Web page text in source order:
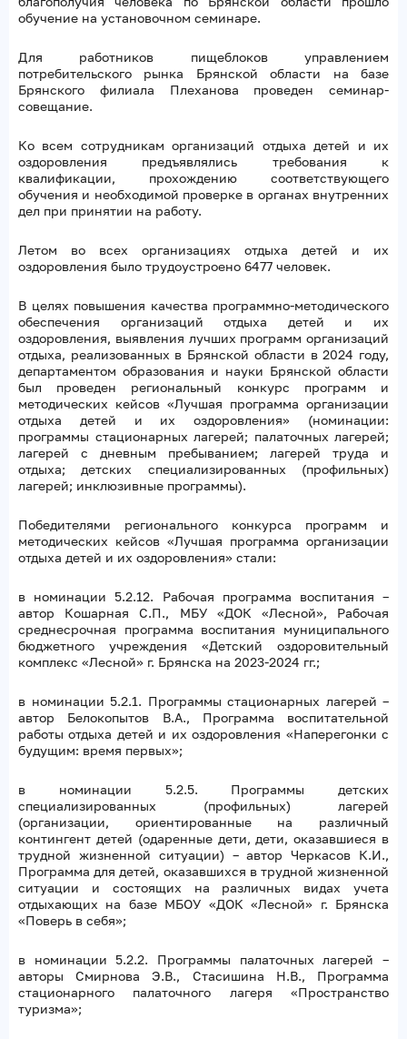
обучение на установочном семинаре.
Для работников пищеблоков управлением
потребительского рынка Брянской области на базе
Брянского филиала Плеханова проведен семинар-
совещание.
Ко всем сотрудникам организаций отдыха детей и их
оздоровления предъявлялись требования к
квалификации, прохождению соответствующего
обучения и необходимой проверке в органах внутренних
дел при принятии на работу.
Летом во всех организациях отдыха детей и их
оздоровления было трудоустроено 6477 человек.
В целях повышения качества программно-методического
обеспечения организаций отдыха детей и их
оздоровления, выявления лучших программ организаций
отдыха, реализованных в Брянской области в 2024 году,
департаментом образования и науки Брянской области
был проведен региональный конкурс программ и
методических кейсов «Лучшая программа организации
отдыха детей и их оздоровления» (номинации:
программы стационарных лагерей; палаточных лагерей;
лагерей с дневным пребыванием; лагерей труда и
отдыха; детских специализированных (профильных)
лагерей; инклюзивные программы).
Победителями регионального конкурса программ и
методических кейсов «Лучшая программа организации
отдыха детей и их оздоровления» стали:
в номинации 5.2.12. Рабочая программа воспитания –
автор Кошарная С.П., МБУ «ДОК «Лесной», Рабочая
среднесрочная программа воспитания муниципального
бюджетного учреждения «Детский оздоровительный
комплекс «Лесной» г. Брянска на 2023-2024 гг.;
в номинации 5.2.1. Программы стационарных лагерей –
автор Белокопытов В.А., Программа воспитательной
работы отдыха детей и их оздоровления «Наперегонки с
будущим: время первых»;
в номинации 5.2.5. Программы детских
специализированных (профильных) лагерей
(организации, ориентированные на различный
контингент детей (одаренные дети, дети, оказавшиеся в
трудной жизненной ситуации) – автор Черкасов К.И.,
Программа для детей, оказавшихся в трудной жизненной
ситуации и состоящих на различных видах учета
отдыхающих на базе МБОУ «ДОК «Лесной» г. Брянска
«Поверь в себя»;
в номинации 5.2.2. Программы палаточных лагерей –
авторы Смирнова Э.В., Стасишина Н.В., Программа
стационарного палаточного лагеря «Пространство
туризма»;